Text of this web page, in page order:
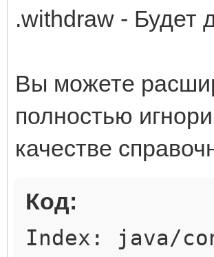
.withdraw - Будет
Вы можете
полностью
качестве
Код:
Index: java/